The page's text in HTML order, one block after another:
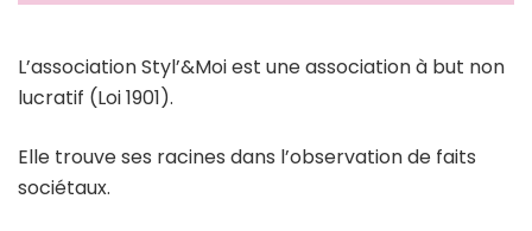
L’association Styl’&Moi est une association à but non
lucratif (Loi 1901).
Elle trouve ses racines dans l’observation de faits
sociétaux.